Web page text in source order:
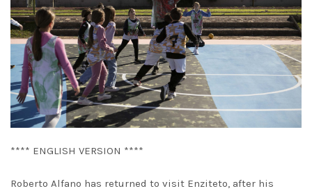
**** ENGLISH VERSION ****
Roberto Alfano has returned to visit Enziteto, after his